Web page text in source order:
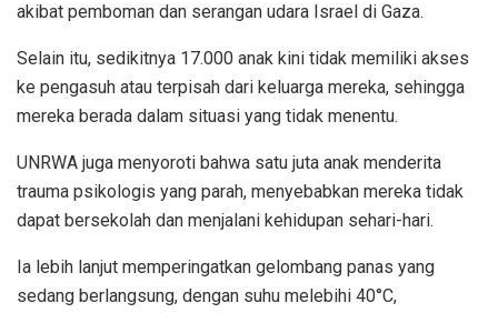
akibat pemboman dan serangan udara Israel di Gaza.
Selain itu, sedikitnya 17.000 anak kini tidak memiliki akses
ke pengasuh atau terpisah dari keluarga mereka, sehingga
mereka berada dalam situasi yang tidak menentu.
UNRWA juga menyoroti bahwa satu juta anak menderita
trauma psikologis yang parah, menyebabkan mereka tidak
dapat bersekolah dan menjalani kehidupan sehari-hari.
Ia lebih lanjut memperingatkan gelombang panas yang
sedang berlangsung, dengan suhu melebihi 40°C,